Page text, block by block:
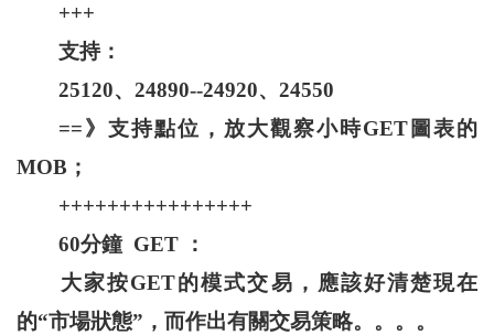
+++
支持：
25120、24890--24920、24550
==》支持點位，放大觀察小時GET圖表的
MOB；
++++++++++++++++
60分鐘 GET ：
大家按GET的模式交易，應該好清楚現在
的“市場狀態”，而作出有關交易策略。。。。